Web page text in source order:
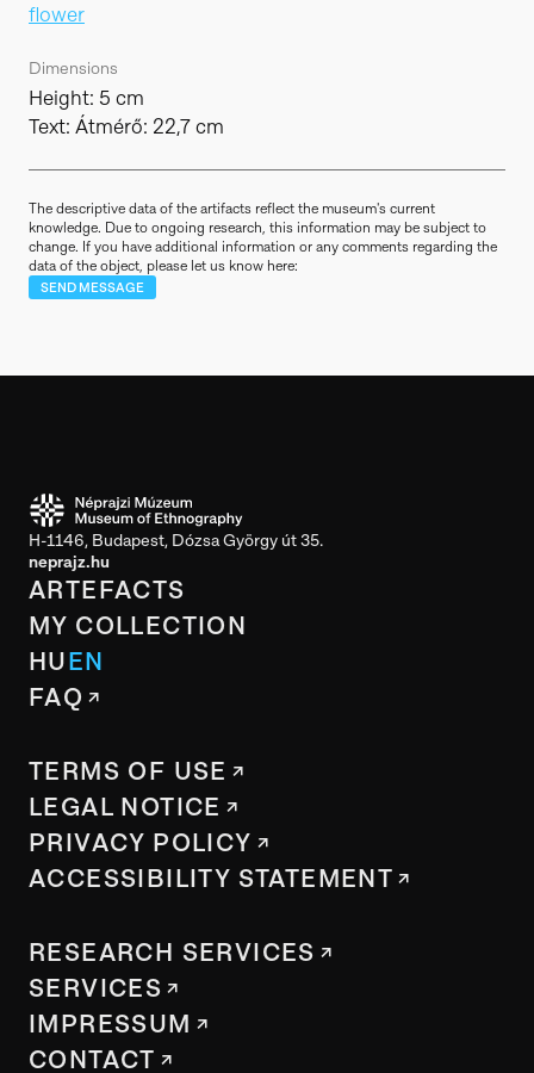
flower
Dimensions
Height: 5 cm
Text: Átmérő: 22,7 cm
The descriptive data of the artifacts reflect the museum's current
knowledge. Due to ongoing research, this information may be subject to
change. If you have additional information or any comments regarding the
data of the object, please let us know here:
SEND MESSAGE
H-1146, Budapest, Dózsa György út 35.
neprajz.hu
ARTEFACTS
MY COLLECTION
HUEN
FAQ
TERMS OF USE
LEGAL NOTICE
PRIVACY POLICY
ACCESSIBILITY STATEMENT
RESEARCH SERVICES
SERVICES
IMPRESSUM
CONTACT